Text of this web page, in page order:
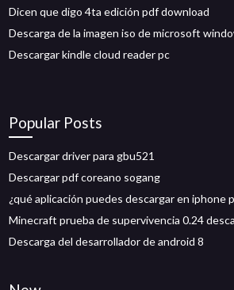
Dicen que digo 4ta edición pdf download
Descarga de la imagen iso de microsoft
Descargar kindle cloud reader pc
Popular Posts
Descargar driver para gbu521
Descargar pdf coreano sogang
¿qué aplicación puedes descargar en iphone
Minecraft prueba de supervivencia 0.24
Descarga del desarrollador de android 8